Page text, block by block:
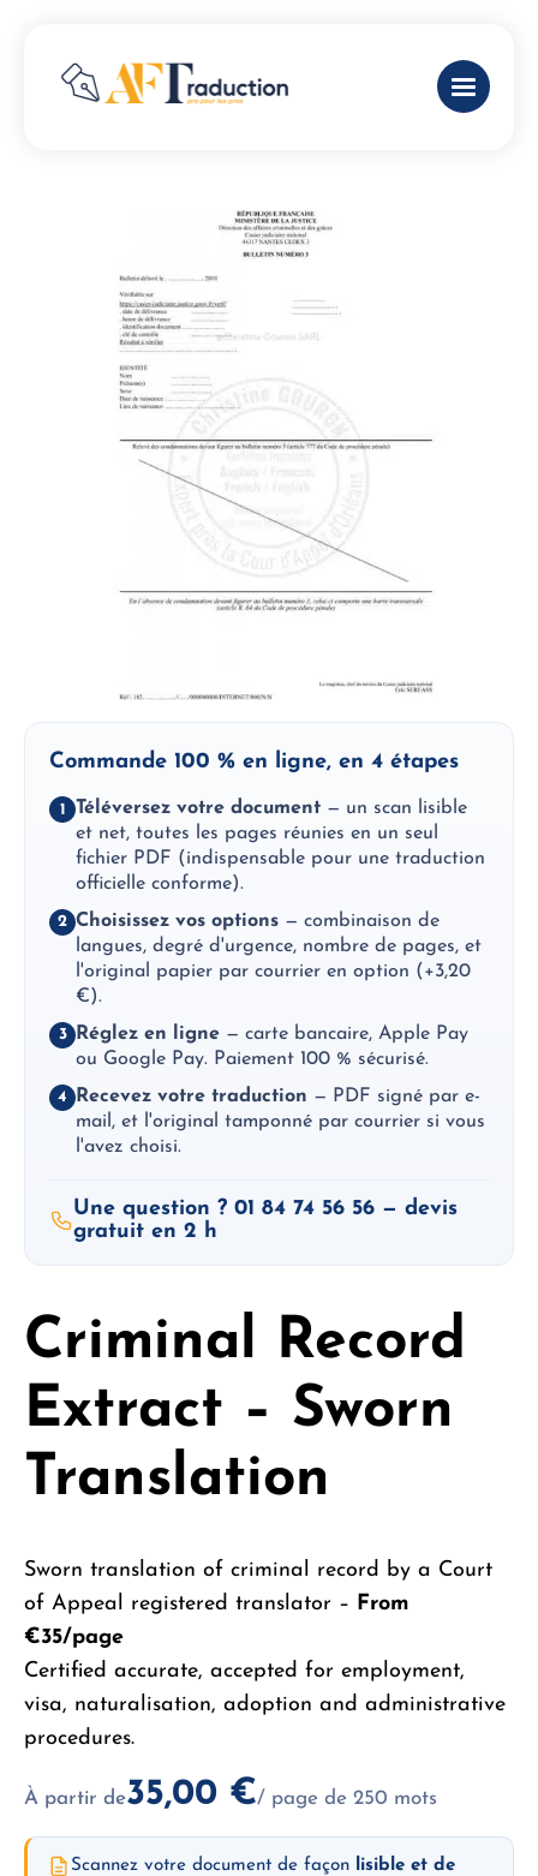
Commande 100 % en ligne, en 4 étapes
1 Téléversez votre document — un scan lisible
et net, toutes les pages réunies en un seul
fichier PDF (indispensable pour une traduction
officielle conforme).
2 Choisissez vos options — combinaison de
langues, degré d'urgence, nombre de pages, et
l'original papier par courrier en option (+3,20
€).
3 Réglez en ligne — carte bancaire, Apple Pay
ou Google Pay. Paiement 100 % sécurisé.
4 Recevez votre traduction — PDF signé par e-
mail, et l'original tamponné par courrier si vous
l'avez choisi.
Une question ? 01 84 74 56 56 — devis
gratuit en 2 h
Criminal Record
Extract – Sworn
Translation
Sworn translation of criminal record by a Court
of Appeal registered translator – From
€35/page
Certified accurate, accepted for employment,
visa, naturalisation, adoption and administrative
procedures.
À partir de35,00 €/ page de 250 mots
Scannez votre document de façon
lisible et de